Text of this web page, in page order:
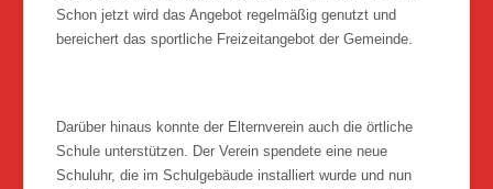
Schon jetzt wird das Angebot regelmäßig genutzt und
bereichert das sportliche Freizeitangebot der Gemeinde.
Darüber hinaus konnte der Elternverein auch die örtliche
Schule unterstützen. Der Verein spendete eine neue
Schuluhr, die im Schulgebäude installiert wurde und nun